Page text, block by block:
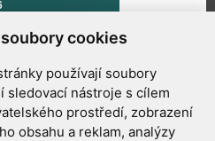
cookies
používají soubory
sledovací nástroje s cílem
prostředí, zobrazení
obsahu a reklam, analýzy